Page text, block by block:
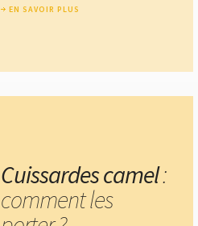
EN SAVOIR PLUS
Cuissardes camel:
comment les